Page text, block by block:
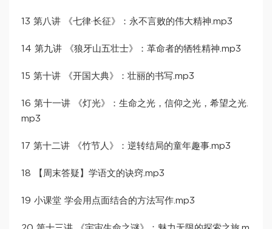
13 第八讲 《七律·长征》：永不言败的伟大精神.mp3
14 第九讲 《狼牙山五壮士》：革命者的牺牲精神.mp3
15 第十讲 《开国大典》：壮丽的书写.mp3
16 第十一讲 《灯光》：生命之光，信仰之光，希望之光.
mp3
17 第十二讲 《竹节人》：逆转结局的童年趣事.mp3
18 【周末答疑】学语文的诀窍.mp3
19 小课堂 学会用点面结合的方法写作.mp3